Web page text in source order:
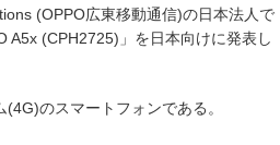
(OPPO広東移動通信)の日本法人で
A5x (CPH2725)」を日本向けに発表し
のスマートフォンである。